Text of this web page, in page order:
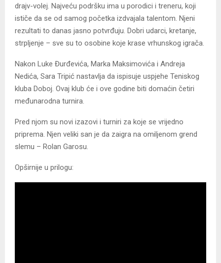
drajv-volej. Najveću podršku ima u porodici i treneru, koji
ističe da se od samog početka izdvajala talentom. Njeni
rezultati to danas jasno potvrđuju. Dobri udarci, kretanje,
strpljenje – sve su to osobine koje krase vrhunskog igrača.
Nakon Luke Đurđevića, Marka Maksimovića i Andreja
Nedića, Sara Tripić nastavlja da ispisuje uspjehe Teniskog
kluba Doboj. Ovaj klub će i ove godine biti domaćin četiri
međunarodna turnira.
Pred njom su novi izazovi i turniri za koje se vrijedno
priprema. Njen veliki san je da zaigra na omiljenom grend
slemu – Rolan Garosu.
Opširnije u prilogu: